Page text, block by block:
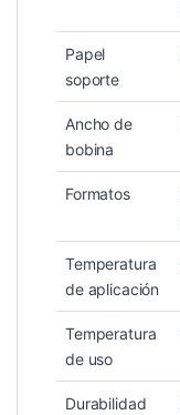
Papel
soporte
Ancho de
bobina
Formatos
Temperatura
de aplicación
Temperatura
de uso
Durabilidad